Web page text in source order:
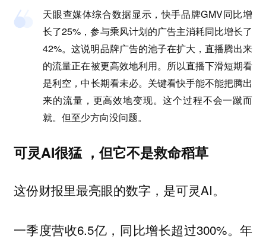
天眼查媒体综合数据显示，快手品牌GMV同比增
长了25%，参与乘风计划的广告主消耗同比增长了
42%。这说明品牌广告的池子在扩大，直播腾出来
的流量正在被更高效地利用。所以直播下滑短期看
是利空，中长期看未必。关键看快手能不能把腾出
来的流量，更高效地变现。这个过程不会一蹴而
就。但至少方向没问题。
可灵AI很猛 ，但它不是救命稻草
这份财报里最亮眼的数字，是可灵AI。
一季度营收6.5亿，同比增长超过300%。年